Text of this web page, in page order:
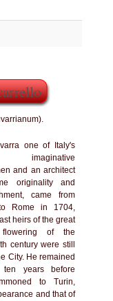
one of Italy's
and an architect
originality and
came from
Rome in 1704,
heirs of the great
flowering of the
century were still
City. He remained
years before
to Turin,
and that of